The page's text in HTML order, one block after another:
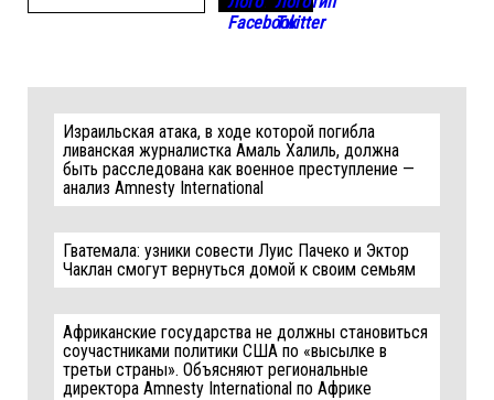
Израильская атака, в ходе которой погибла
ливанская журналистка Амаль Халиль, должна
быть расследована как военное преступление —
анализ Amnesty International
Гватемала: узники совести Луис Пачеко и Эктор
Чаклан смогут вернуться домой к своим семьям
Африканские государства не должны становиться
соучастниками политики США по «высылке в
третьи страны». Объясняют региональные
директора Amnesty International по Африке